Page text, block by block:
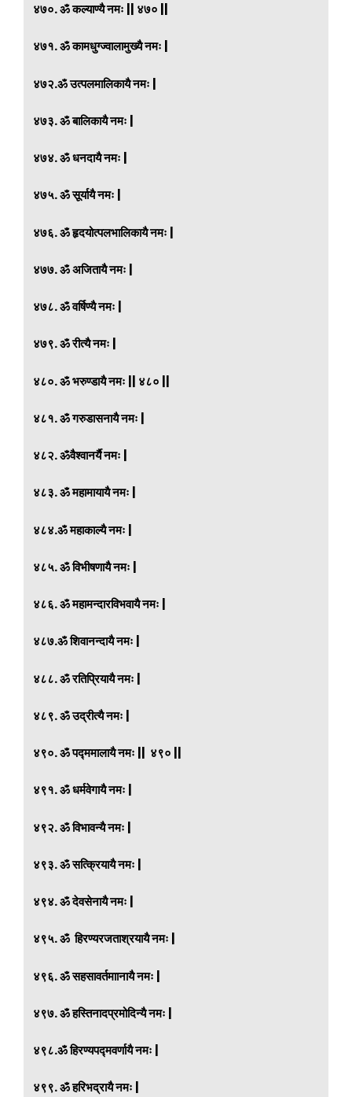
४७०. ॐ कल्याण्यै नमः || ४७० ||
४७१. ॐ कामधुग्ज्वालामुख्यै नमः |
४७२.ॐ उत्पलमालिकायै नमः |
४७३. ॐ बालिकायै नमः |
४७४. ॐ धनदायै नमः |
४७५. ॐ सूर्यायै नमः |
४७६. ॐ हृदयोत्पलभालिकायै नमः |
४७७. ॐ अजितायै नमः |
४७८. ॐ वर्षिण्यै नमः |
४७९. ॐ रीत्यै नमः |
४८०. ॐ भरुण्डायै नमः || ४८० ||
४८१. ॐ गरुडासनायै नमः |
४८२. ॐवैश्वानर्यै नमः |
४८३. ॐ महामायायै नमः |
४८४.ॐ महाकाल्यै नमः |
४८५. ॐ विभीषणायै नमः |
४८६. ॐ महामन्दारविभवायै नमः |
४८७.ॐ शिवानन्दायै नमः |
४८८. ॐ रतिप्रियायै नमः |
४८९. ॐ उद्रीत्यै नमः |
४९०. ॐ पद्ममालायै नमः || ४९० ||
४९१. ॐ धर्मवेगायै नमः |
४९२. ॐ विभावन्यै नमः |
४९३. ॐ सत्क्रियायै नमः |
४९४. ॐ देवसेनायै नमः |
४९५. ॐ हिरण्यरजताश्रयायै नमः |
४९६. ॐ सहसावर्तमाानायै नमः |
४९७. ॐ हस्तिनादप्रमोदिन्यै नमः |
४९८.ॐ हिरण्यपद्मवर्णायै नमः |
४९९. ॐ हरिभद्रायै नमः |